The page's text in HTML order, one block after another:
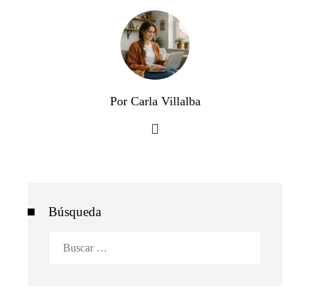
Por Carla Villalba
Búsqueda